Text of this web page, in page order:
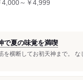
4,000～￥4,999
で夏の味覚を満喫
を横断してお初天神まで。